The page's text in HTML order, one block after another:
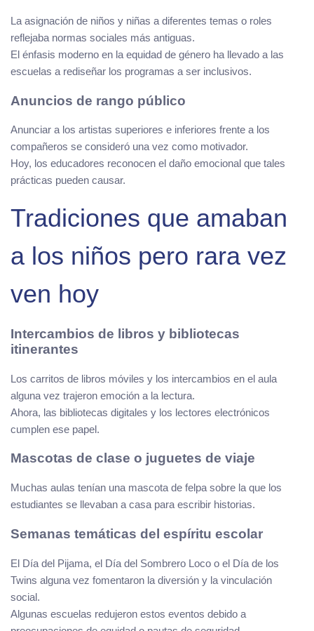
La asignación de niños y niñas a diferentes temas o roles
reflejaba normas sociales más antiguas.
El énfasis moderno en la equidad de género ha llevado a las
escuelas a rediseñar los programas a ser inclusivos.
Anuncios de rango público
Anunciar a los artistas superiores e inferiores frente a los
compañeros se consideró una vez como motivador.
Hoy, los educadores reconocen el daño emocional que tales
prácticas pueden causar.
Tradiciones que amaban
a los niños pero rara vez
ven hoy
Intercambios de libros y bibliotecas
itinerantes
Los carritos de libros móviles y los intercambios en el aula
alguna vez trajeron emoción a la lectura.
Ahora, las bibliotecas digitales y los lectores electrónicos
cumplen ese papel.
Mascotas de clase o juguetes de viaje
Muchas aulas tenían una mascota de felpa sobre la que los
estudiantes se llevaban a casa para escribir historias.
Semanas temáticas del espíritu escolar
El Día del Pijama, el Día del Sombrero Loco o el Día de los
Twins alguna vez fomentaron la diversión y la vinculación
social.
Algunas escuelas redujeron estos eventos debido a